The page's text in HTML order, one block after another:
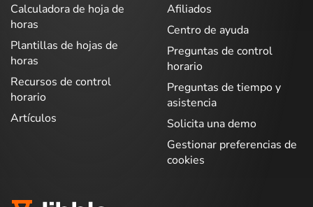
Calculadora de hoja de
horas
Plantillas de hojas de
horas
Recursos de control
horario
Artículos
Afiliados
Centro de ayuda
Preguntas de control
horario
Preguntas de tiempo y
asistencia
Solicita una demo
Gestionar preferencias de
cookies